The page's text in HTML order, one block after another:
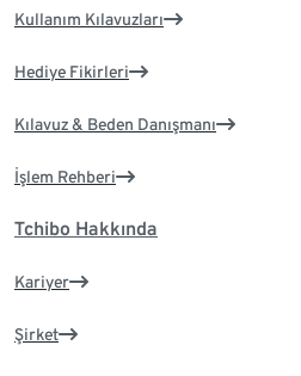
Kullanım Kılavuzları
Hediye Fikirleri
Kılavuz & Beden Danışmanı
İşlem Rehberi
Tchibo Hakkında
Kariyer
Şirket